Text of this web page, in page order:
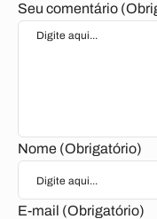
Seu comentário
Nome (Obrigatório)
E-mail (Obrigatório)